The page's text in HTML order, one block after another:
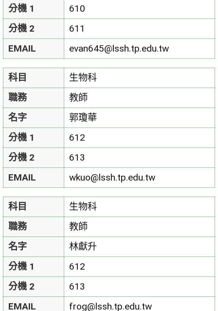
分機 1
610
分機 2
611
EMAIL
evan645@lssh.tp.edu.tw
科目
生物科
職務
教師
名字
郭瓊華
分機 1
612
分機 2
613
EMAIL
wkuo@lssh.tp.edu.tw
科目
生物科
職務
教師
名字
林獻升
分機 1
612
分機 2
613
EMAIL
frog@lssh.tp.edu.tw